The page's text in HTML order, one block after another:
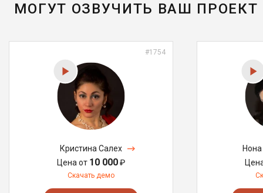
МОГУТ ОЗВУЧИТЬ ВАШ ПРОЕКТ
#1754
Кристина Салех
Цена от 10 000₽
Скачать демо